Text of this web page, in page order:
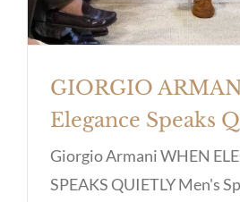
GIORGIO
Elegance Speaks
Giorgio Armani WHEN
SPEAKS QUIETLY Men's